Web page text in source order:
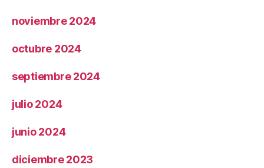
noviembre 2024
octubre 2024
septiembre 2024
julio 2024
junio 2024
diciembre 2023